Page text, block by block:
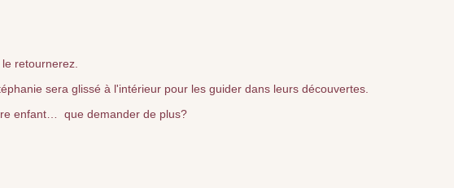
retournerez.
sera glissé à l'intérieur pour les guider dans leurs découvertes.
enfant… que demander de plus?